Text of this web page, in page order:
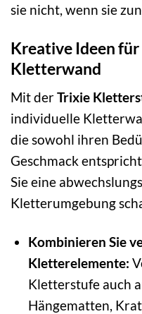
sie nicht, wenn sie
Kreative Ideen
Kletterwand
Mit derTrixie
individuelle
die sowohl ihren
Geschmack
Sie eine
Kletterumgebung
Kombinieren Sie
Kletterelemente:
Kletterstufe auch
Hängematten,